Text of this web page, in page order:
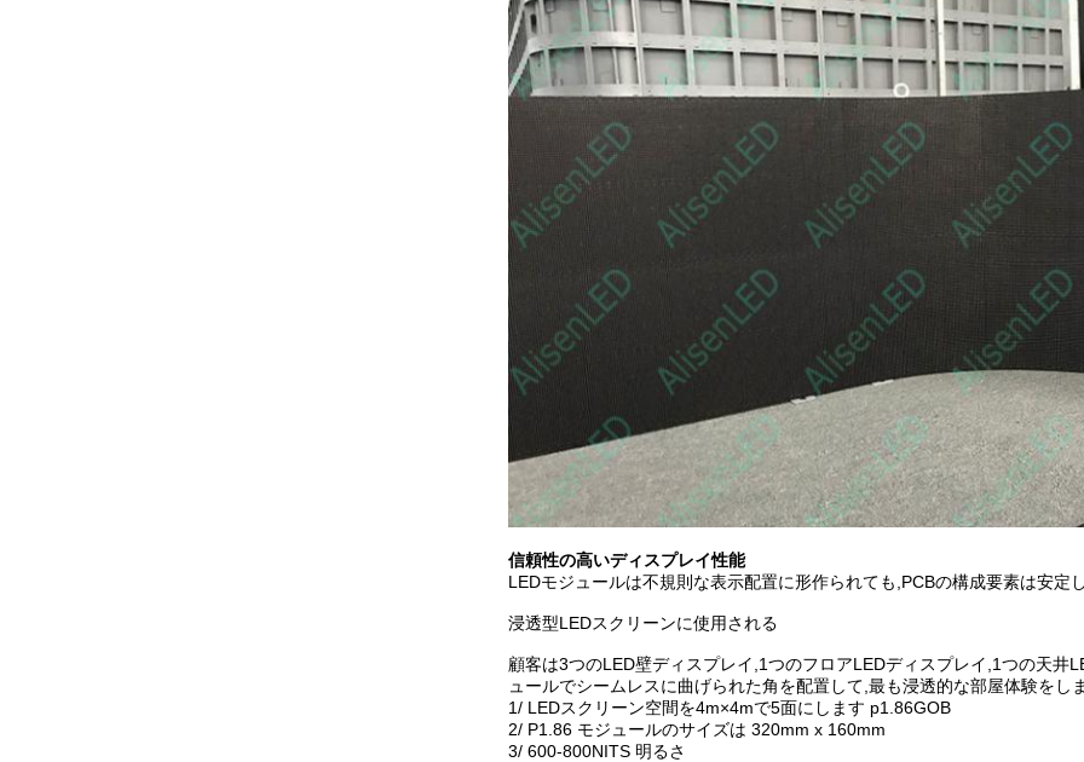
信頼性の高いディスプレイ性能
LEDモジュールは不規則な表示配置に形作られても,PCBの構成要素は安定
浸透型LEDスクリーンに使用される
顧客は3つのLED壁ディスプレイ,1つのフロアLEDディスプレイ,1つの天井
ュールでシームレスに曲げられた角を配置して,最も浸透的な部屋体験をし
1/ LEDスクリーン空間を4m×4mで5面にします p1.86GOB
2/ P1.86 モジュールのサイズは 320mm x 160mm
3/ 600-800NITS 明るさ